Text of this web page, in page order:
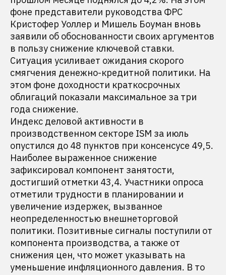
фоне представители руководства ФРС
Кристофер Уоллер и Мишель Боуман вновь
заявили об обоснованности своих аргументов
в пользу снижение ключевой ставки.
Ситуация усиливает ожидания скорого
смягчения денежно-кредитной политики. На
этом фоне доходности краткосрочных
облигаций показали максимальное за три
года снижение.
Индекс деловой активности в
производственном секторе ISM за июль
опустился до 48 пунктов при консенсусе 49,5.
Наиболее выраженное снижение
зафиксировал компонент занятости,
достигший отметки 43,4. Участники опроса
отметили трудности в планировании и
увеличение издержек, вызванное
неопределенностью внешнеторговой
политики. Позитивные сигналы поступили от
компонента производства, а также от
снижения цен, что может указывать на
уменьшение инфляционного давления. В то